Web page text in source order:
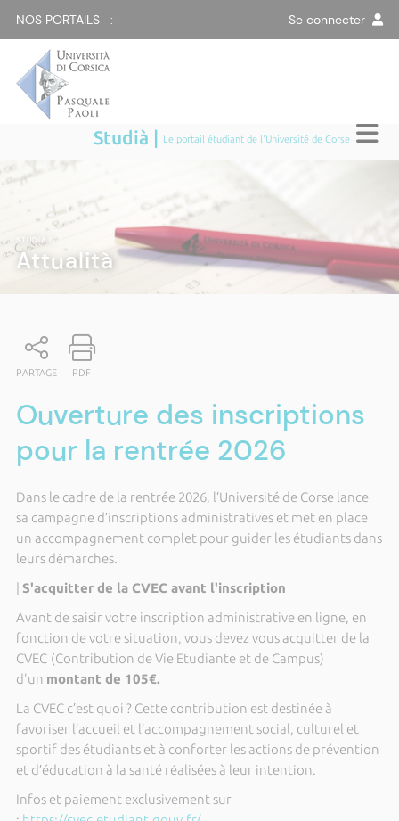
NOS PORTAILS : Se connecter
Studià | Le portail étudiant de l'Université de Corse
STUDIÀ
Attualità
PARTAGE PDF
Ouverture des inscriptions
pour la rentrée 2026
Dans le cadre de la rentrée 2026, l’Université de Corse lance
sa campagne d’inscriptions administratives et met en place
un accompagnement complet pour guider les étudiants dans
leurs démarches.
S'acquitter de la CVEC avant l'inscription
Avant de saisir votre inscription administrative en ligne, en
fonction de votre situation, vous devez vous acquitter de la
CVEC (Contribution de Vie Etudiante et de Campus)
d'un montant de 105€.
La CVEC c’est quoi ? Cette contribution est destinée à
favoriser l’accueil et l’accompagnement social, culturel et
sportif des étudiants et à conforter les actions de prévention
et d’éducation à la santé réalisées à leur intention.
Infos et paiement exclusivement sur